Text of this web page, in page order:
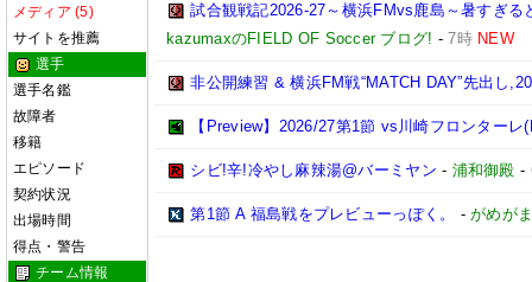
メディア (5)
サイトを推薦
選手
選手名鑑
故障者
移籍
エピソード
契約状況
出場時間
得点・警告
チーム情報
試合観戦記2026-27～横浜FMvs鹿島～暑すぎ
kazumaxのFIELD OF Soccer ブログ! -7時 NEW
非公開練習 & 横浜FM戦“MATCH DAY”先出し
【Preview】2026/27第1節 vs川崎フロンターレ
シビ!辛!冷やし麻辣湯@バーミヤン - 浦和御殿 -
第1節 A 福島戦をプレビューっぽく。 -がめが